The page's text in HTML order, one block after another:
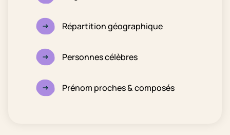
Répartition géographique
Personnes célèbres
Prénom proches & composés